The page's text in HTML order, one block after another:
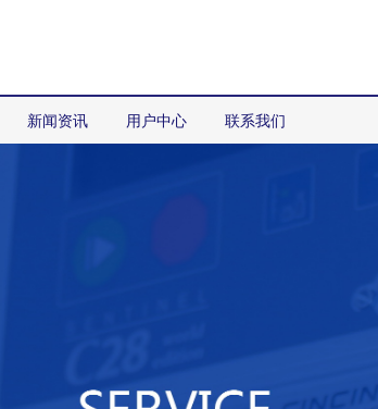
新闻资讯 用户中心 联系我们